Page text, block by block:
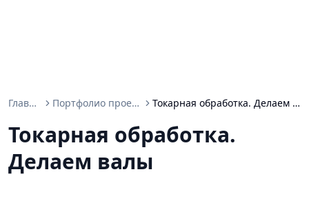
Главная Портфолио проектов Токарная обработка. Делаем валы
Токарная обработка.
Делаем валы